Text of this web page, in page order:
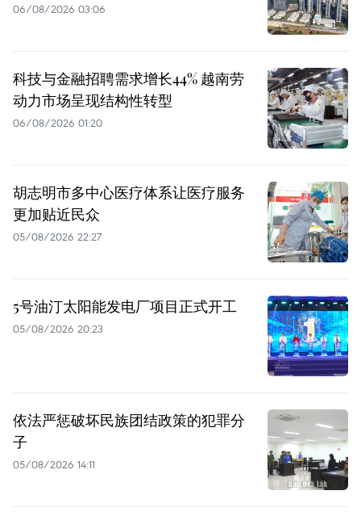
06/08/2026 03:06
科技与金融招聘需求增长44% 越南劳
动力市场呈现结构性转型
06/08/2026 01:20
胡志明市多中心医疗体系让医疗服务
更加贴近民众
05/08/2026 22:27
5号油汀太阳能发电厂项目正式开工
05/08/2026 20:23
依法严惩破坏民族团结政策的犯罪分
子
05/08/2026 14:11